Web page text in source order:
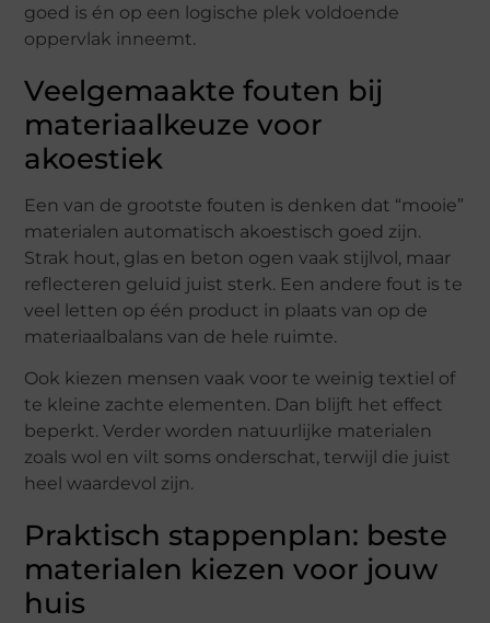
goed is én op een logische plek voldoende
oppervlak inneemt.
Veelgemaakte fouten bij
materiaalkeuze voor
akoestiek
Een van de grootste fouten is denken dat “mooie”
materialen automatisch akoestisch goed zijn.
Strak hout, glas en beton ogen vaak stijlvol, maar
reflecteren geluid juist sterk. Een andere fout is te
veel letten op één product in plaats van op de
materiaalbalans van de hele ruimte.
Ook kiezen mensen vaak voor te weinig textiel of
te kleine zachte elementen. Dan blijft het effect
beperkt. Verder worden natuurlijke materialen
zoals wol en vilt soms onderschat, terwijl die juist
heel waardevol zijn.
Praktisch stappenplan: beste
materialen kiezen voor jouw
huis